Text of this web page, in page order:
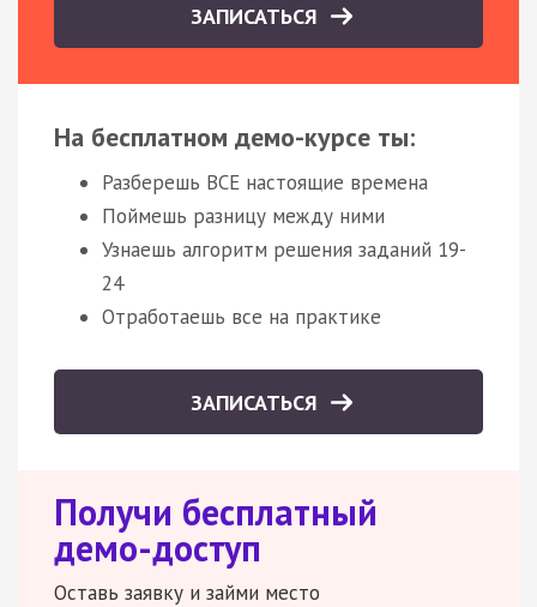
ЗАПИСАТЬСЯ
На бесплатном демо-курсе ты:
Разберешь ВСЕ настоящие времена
Поймешь разницу между ними
Узнаешь алгоритм решения заданий 19-
24
Отработаешь все на практике
ЗАПИСАТЬСЯ
Получи бесплатный
демо-доступ
Оставь заявку и займи место